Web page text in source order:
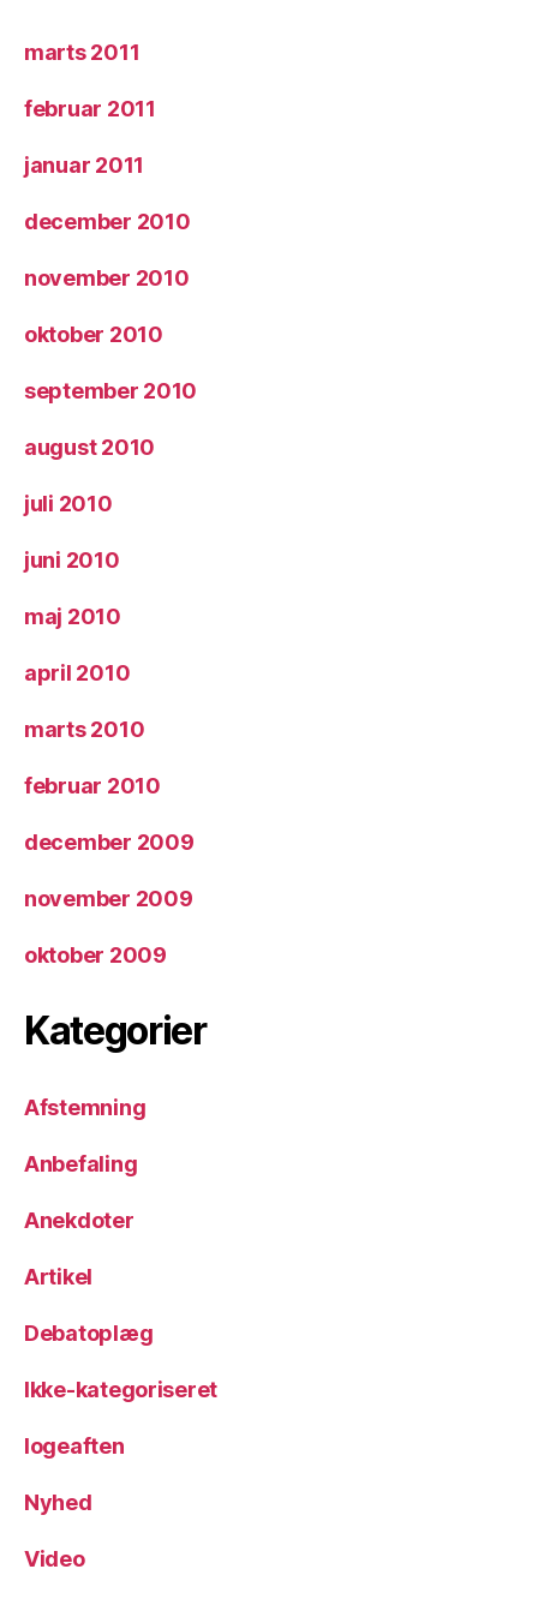
marts 2011
februar 2011
januar 2011
december 2010
november 2010
oktober 2010
september 2010
august 2010
juli 2010
juni 2010
maj 2010
april 2010
marts 2010
februar 2010
december 2009
november 2009
oktober 2009
Kategorier
Afstemning
Anbefaling
Anekdoter
Artikel
Debatoplæg
Ikke-kategoriseret
logeaften
Nyhed
Video